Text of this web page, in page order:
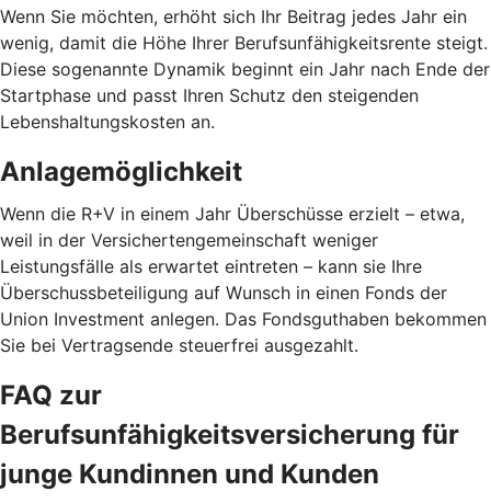
Wenn Sie möchten, erhöht sich Ihr Beitrag jedes Jahr ein
wenig, damit die Höhe Ihrer Berufsunfähigkeitsrente steigt.
Diese sogenannte Dynamik beginnt ein Jahr nach Ende der
Startphase und passt Ihren Schutz den steigenden
Lebenshaltungskosten an.
Anlagemöglichkeit
Wenn die R+V in einem Jahr Überschüsse erzielt – etwa,
weil in der Versichertengemeinschaft weniger
Leistungsfälle als erwartet eintreten – kann sie Ihre
Überschussbeteiligung auf Wunsch in einen Fonds der
Union Investment anlegen. Das Fondsguthaben bekommen
Sie bei Vertragsende steuerfrei ausgezahlt.
FAQ zur
Berufsunfähigkeitsversicherung für
junge Kundinnen und Kunden